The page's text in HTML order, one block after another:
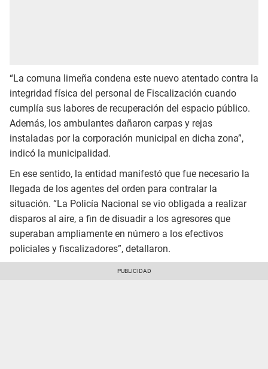
“La comuna limeña condena este nuevo atentado contra la
integridad física del personal de Fiscalización cuando
cumplía sus labores de recuperación del espacio público.
Además, los ambulantes dañaron carpas y rejas
instaladas por la corporación municipal en dicha zona”,
indicó la municipalidad.
En ese sentido, la entidad manifestó que fue necesario la
llegada de los agentes del orden para contralar la
situación. “La Policía Nacional se vio obligada a realizar
disparos al aire, a fin de disuadir a los agresores que
superaban ampliamente en número a los efectivos
policiales y fiscalizadores”, detallaron.